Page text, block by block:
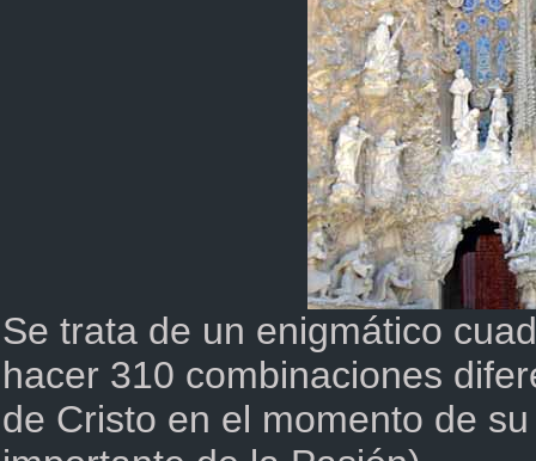
Se trata de un enigmático
hacer 310 combinaciones
de Cristo en el momento de